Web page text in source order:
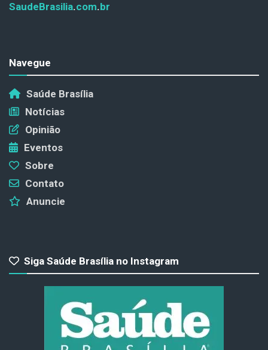
SaudeBrasilia.com.br
Navegue
Saúde Brasília
Notícias
Opinião
Eventos
Sobre
Contato
Anuncie
Siga Saúde Brasília no Instagram